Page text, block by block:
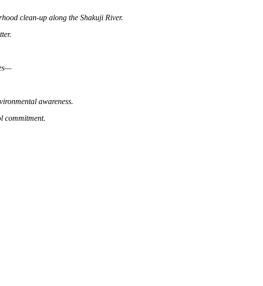
clean-up along the Shakuji River.
awareness.
commitment.